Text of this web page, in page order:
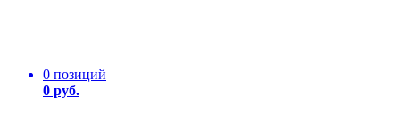
0 позиций
0 руб.